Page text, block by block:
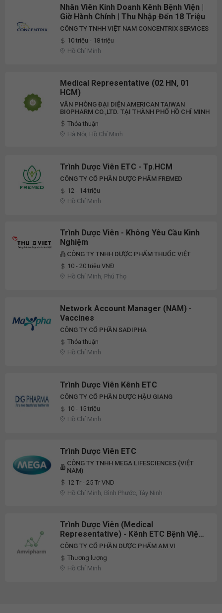
Nhân Viên Kinh Doanh Kênh Bệnh Viện |
Giờ Hành Chính | Thu Nhập Đến 18 Triệu
CÔNG TY TNHH VIỆT NAM CONCENTRIX SERVICES
10 triệu - 18 triệu
Hồ Chí Minh
Medical Representative (02 HN, 01
HCM)
VĂN PHÒNG ĐẠI DIỆN AMERICAN TAIWAN
BIOPHARM CO.,LTD. TẠI THÀNH PHỐ HỒ CHÍ MINH
Thỏa thuận
Hà Nội, Hồ Chí Minh
Trình Dược Viên ETC - Tp.HCM
CÔNG TY CỔ PHẦN DƯỢC PHẨM FREMED
12 - 14 triệu
Hồ Chí Minh
Trình Dược Viên - Không Yêu Cầu Kinh
Nghiệm
CÔNG TY TNHH DƯỢC PHẨM THUỐC VIỆT
10 - 20 triệu VNĐ
Hồ Chí Minh, Phú Thọ
Network Account Manager (NAM) -
Vaccines
CÔNG TY CỔ PHẦN SADIPHA
Thỏa thuận
Hồ Chí Minh
Trình Dược Viên Kênh ETC
CÔNG TY CỔ PHẦN DƯỢC HẬU GIANG
10 - 15 triệu
Hồ Chí Minh
Trình Dược Viên ETC
CÔNG TY TNHH MEGA LIFESCIENCES (VIỆT
NAM)
12 Tr - 25 Tr VND
Hồ Chí Minh, Bình Phước, Tây Ninh
Trình Dược Viên (Medical
Representative) - Kênh ETC Bệnh Viện,
Phòng Khám Tư
CÔNG TY CỔ PHẦN DƯỢC PHẨM AM VI
Thương lượng
Hồ Chí Minh